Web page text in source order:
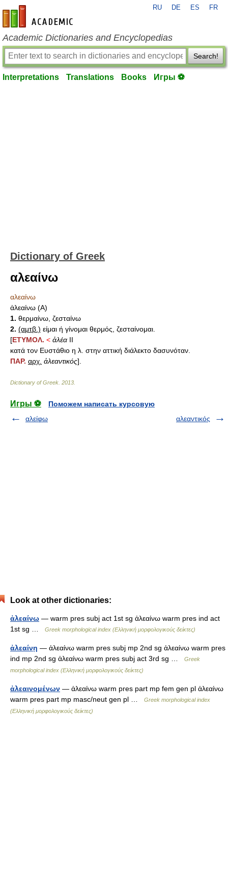
en-academic.com
RU DE ES FR
Academic Dictionaries and Encyclopedias
Search!
Interpretations Translations Books Игры ⚽
Dictionary of Greek
αλεαίνω
αλεαίνω
ἀλεαίνω (Α)
1. θερμαίνω, ζεσταίνω
2. (αμτβ.) είμαι ή γίνομαι θερμός, ζεσταίνομαι.
[ΕΤΥΜΟΛ. < ἀλέα ΙΙ
κατά τον Ευστάθιο η λ. στην αττική διάλεκτο δασυνόταν.
ΠΑΡ. αρχ. ἀλεαντικός].
Dictionary of Greek 2013
Игры ⚽
Поможем написать курсовую
αλείφω
αλεαντικός
Look at other dictionaries:
ἀλεαίνω — warm pres subj act 1st sg ἀλεαίνω warm pres ind act
1st sg …
Greek morphological index (Ελληνική μορφολογικούς δείκτες)
ἀλεαίνῃ — ἀλεαίνω warm pres subj mp 2nd sg ἀλεαίνω warm pres
ind mp 2nd sg ἀλεαίνω warm pres subj act 3rd sg …
Greek
morphological index (Ελληνική μορφολογικούς δείκτες)
ἀλεαινομένων — ἀλεαίνω warm pres part mp fem gen pl ἀλεαίνω
warm pres part mp masc/neut gen pl …
Greek morphological index
(Ελληνική μορφολογικούς δείκτες)